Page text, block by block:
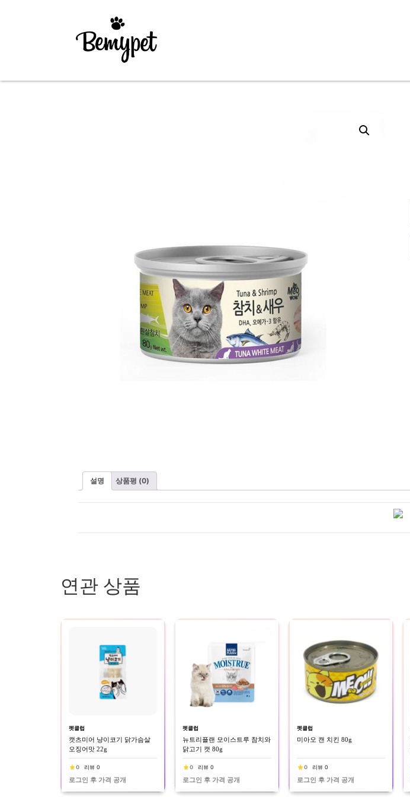
설명 상품평 (0)
연관 상품
펫클럽
캣츠미어 냥이코기 닭가슴살
오징어맛 22g
0 리뷰 0
로그인 후 가격 공개
펫클럽
뉴트리플랜 모이스트루 참치와
닭고기 캣 80g
0 리뷰 0
로그인 후 가격 공개
펫클럽
미아오 캔 치킨 80g
0 리뷰 0
로그인 후 가격 공개